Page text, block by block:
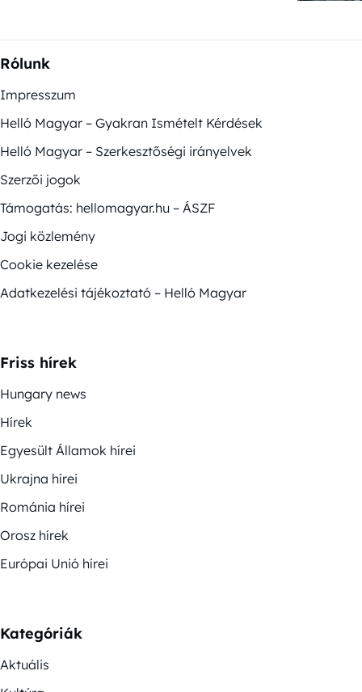
Rólunk
Impresszum
Helló Magyar – Gyakran Ismételt Kérdések
Helló Magyar – Szerkesztőségi irányelvek
Szerzői jogok
Támogatás: hellomagyar.hu – ÁSZF
Jogi közlemény
Cookie kezelése
Adatkezelési tájékoztató – Helló Magyar
Friss hírek
Hungary news
Hírek
Egyesült Államok hírei
Ukrajna hírei
Románia hírei
Orosz hírek
Európai Unió hírei
Kategóriák
Aktuális